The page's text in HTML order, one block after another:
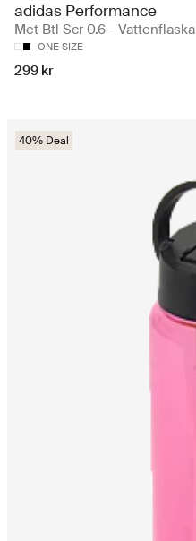
adidas Performance
Met Btl Scr 0.6 - Vattenflaska
ONE SIZE
299 kr
40% Deal